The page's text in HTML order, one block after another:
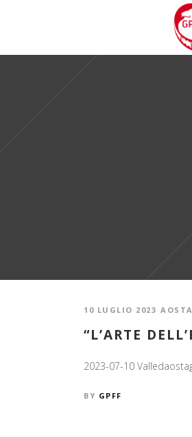
10 LUGLIO 2023
“L’ARTE
2023-07-10
BY GPFF